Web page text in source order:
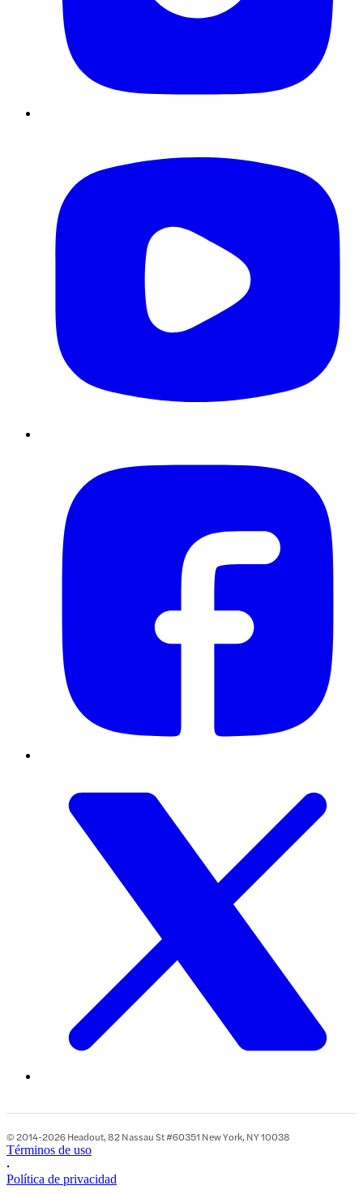
© 2014-2026 Headout, 82 Nassau St #60351 New York, NY 10038
Términos de uso
•
Política de privacidad